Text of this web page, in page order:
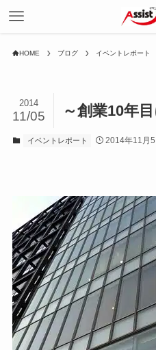
HOME ブログ イベントレポート
～創業10年
2014
11/05
イベントレポート 2014年11月5